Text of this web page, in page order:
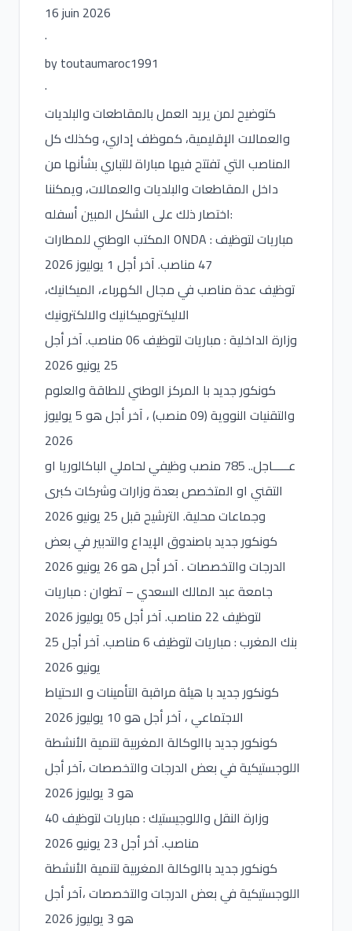
16 juin 2026
·
by toutaumaroc1991
·
كتوضيح لمن يريد العمل بالمقاطعات والبلديات
والعمالات الإقليمية، كموظف إداري، وكذلك كل
المناصب التي تفتتح فيها مباراة للتباري بشأنها من
داخل المقاطعات والبلديات والعمالات، ويمكننا
اختصار ذلك على الشكل المبين أسفله:
المكتب الوطني للمطارات ONDA : مباريات لتوظيف
47 مناصب. آخر أجل 1 يوليوز 2026
توظيف عدة مناصب في مجال الكهرباء، الميكانيك،
الاليكتروميكانيك والالكترونيك
وزارة الداخلية : مباريات لتوظيف 06 مناصب. آخر أجل
25 يونيو 2026
كونكور جديد با المركز الوطني للطاقة والعلوم
والتقنيات النووية (09 منصب) ، آخر أجل هو 5 يوليوز
2026
عـــــاجل.. 785 منصب وظيفي لحاملي الباكالوريا او
التقني او المتخصص بعدة وزارات وشركات كبرى
وجماعات محلية. الترشيح قبل 25 يونيو 2026
كونكور جديد باصندوق الإيداع والتدبير في بعض
الدرجات والتخصصات . آخر أجل هو 26 يونيو 2026
جامعة عبد المالك السعدي – تطوان : مباريات
لتوظيف 22 مناصب. آخر أجل 05 يوليوز 2026
بنك المغرب : مباريات لتوظيف 6 مناصب. آخر أجل 25
يونيو 2026
كونكور جديد با هيئة مراقبة التأمينات و الاحتياط
الاجتماعي ، آخر أجل هو 10 يوليوز 2026
كونكور جديد باالوكالة المغربية لتنمية الأنشطة
اللوجستيكية في بعض الدرجات والتخصصات ،آخر أجل
هو 3 يوليوز 2026
وزارة النقل واللوجيستيك : مباريات لتوظيف 40
مناصب. آخر أجل 23 يونيو 2026
كونكور جديد باالوكالة المغربية لتنمية الأنشطة
اللوجستيكية في بعض الدرجات والتخصصات ،آخر أجل
هو 3 يوليوز 2026